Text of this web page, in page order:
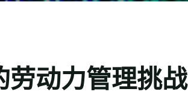
劳动力管理挑战